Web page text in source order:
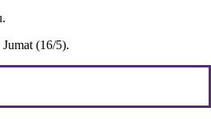
(16/5).